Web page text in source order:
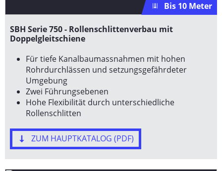
Bis 10 Meter
SBH Serie 750 - Rollenschlittenverbau mit
Doppelgleitschiene
Für tiefe Kanalbaumassnahmen mit hohen
Rohrdurchlässen und setzungsgefährdeter
Umgebung
Zwei Führungsebenen
Hohe Flexibilität durch unterschiedliche
Rollenschlitten
ZUM HAUPTKATALOG (PDF)